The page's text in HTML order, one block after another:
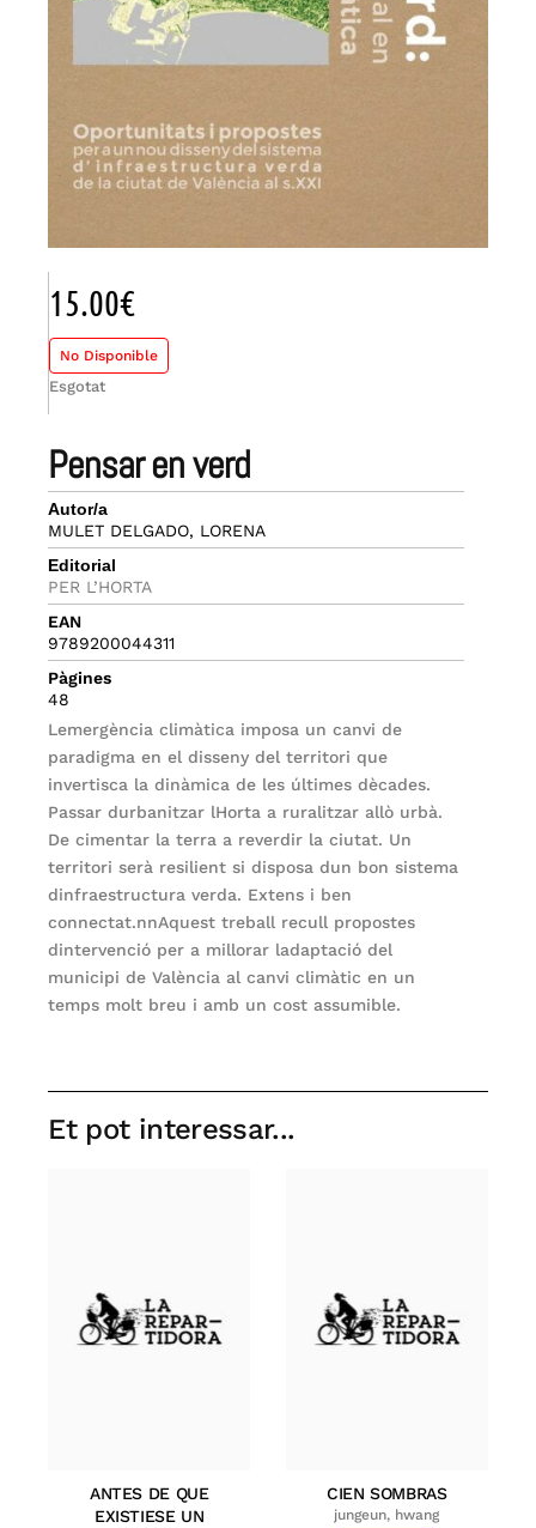
pensar en verd
Autor/a
MULET DELGADO, LORENA
Editorial
PER L’HORTA
EAN
9789200044311
Pàgines
48
Lemergència climàtica imposa un canvi de
paradigma en el disseny del territori que
invertisca la dinàmica de les últimes dècades.
Passar durbanitzar lHorta a ruralitzar allò urbà.
De cimentar la terra a reverdir la ciutat. Un
territori serà resilient si disposa dun bon sistema
dinfraestructura verda. Extens i ben
connectat.nnAquest treball recull propostes
dintervenció per a millorar ladaptació del
municipi de València al canvi climàtic en un
temps molt breu i amb un cost assumible.
15.00€
No Disponible
Esgotat
Et pot interessar...
ANTES DE QUE
EXISTIESE UN
CIEN SOMBRAS
jungeun, hwang